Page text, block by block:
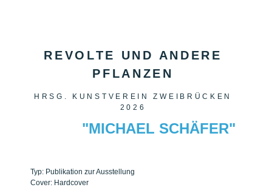
REVOLTE UND ANDERE
PFLANZEN
HRSG. KUNSTVEREIN ZWEIBRÜCKEN
2026
"MICHAEL SCHÄFER"
Typ: Publikation zur Ausstellung
Cover: Hardcover